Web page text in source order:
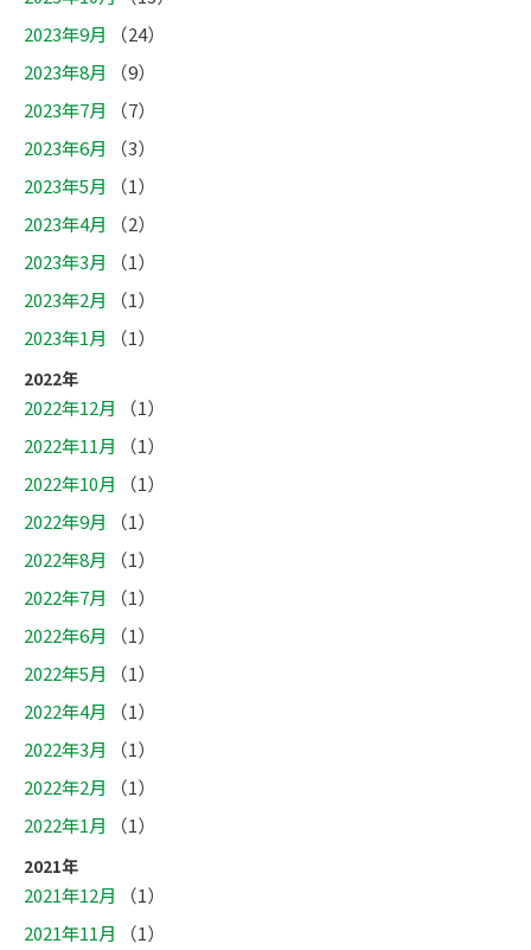
2023年9月
（24）
2023年8月
（9）
2023年7月
（7）
2023年6月
（3）
2023年5月
（1）
2023年4月
（2）
2023年3月
（1）
2023年2月
（1）
2023年1月
（1）
2022年
2022年12月
（1）
2022年11月
（1）
2022年10月
（1）
2022年9月
（1）
2022年8月
（1）
2022年7月
（1）
2022年6月
（1）
2022年5月
（1）
2022年4月
（1）
2022年3月
（1）
2022年2月
（1）
2022年1月
（1）
2021年
2021年12月
（1）
2021年11月
（1）